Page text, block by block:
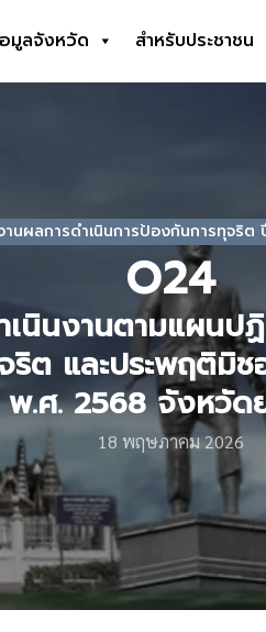
มูลจังหวัด สำหรับประชาชน
นผลการดําเนินการป้องกันการทุจริ
O24
เนินงานตามแผนป
ริต และประพฤติมิ
พ.ศ. 2568 จังหวัด
18 พฤษภาคม 2026